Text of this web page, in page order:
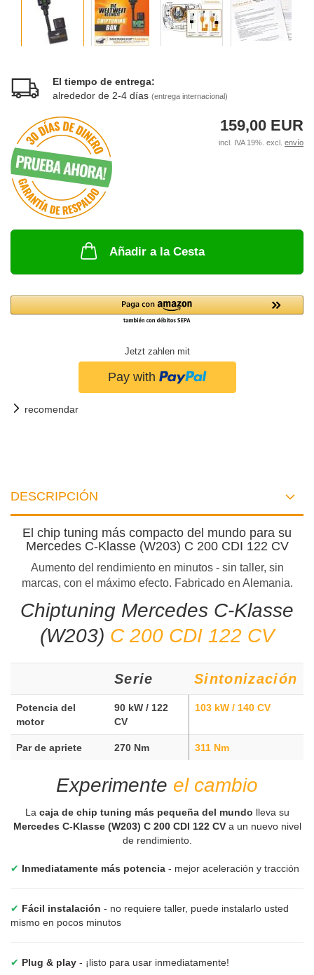
El tiempo de entrega:
alrededor de 2-4 días (entrega internacional)
159,00 EUR
incl. IVA 19%. excl. envío
Añadir a la Cesta
Jetzt zahlen mit
recomendar
DESCRIPCIÓN
El chip tuning más compacto del mundo para su
Mercedes C-Klasse (W203) C 200 CDI 122 CV
Aumento del rendimiento en minutos - sin taller, sin
marcas, con el máximo efecto. Fabricado en Alemania.
Chiptuning Mercedes C-Klasse
(W203) C 200 CDI 122 CV
Serie Sintonización
Potencia del
motor
90 kW / 122
CV
103 kW / 140 CV
Par de apriete 270 Nm 311 Nm
Experimente el cambio
La caja de chip tuning más pequeña del mundo lleva su
Mercedes C-Klasse (W203) C 200 CDI 122 CVa un nuevo nivel
de rendimiento.
✔ Inmediatamente más potencia - mejor aceleración y tracción
✔ Fácil instalación - no requiere taller, puede instalarlo usted
mismo en pocos minutos
✔ Plug & play - ¡listo para usar inmediatamente!